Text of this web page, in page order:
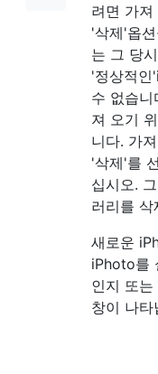
려면 가
'삭제'옵
는 그 당
'정상적
수 없습
져 오기
니다. 가
'삭제'를
십시오.
러리를 삭
새로운
iPhoto를
인지 또
창이 나타